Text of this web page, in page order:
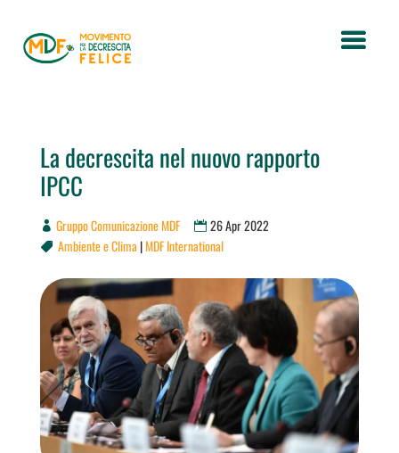
La decrescita nel nuovo rapporto
IPCC
Gruppo Comunicazione MDF 26 Apr 2022
 Ambiente e Clima |MDF International